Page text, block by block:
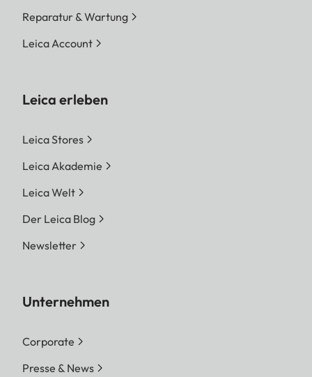
Reparatur & Wartung
Leica Account
Leica erleben
Leica Stores
Leica Akademie
Leica Welt
Der Leica Blog
Newsletter
Unternehmen
Corporate
Presse & News